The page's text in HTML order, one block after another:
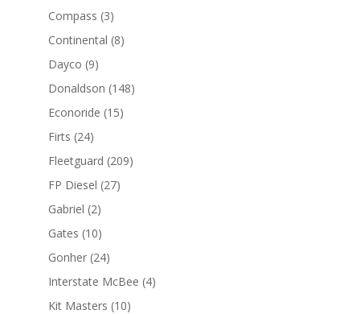
productos
Compass 33
productos
Continental 88
Dayco 99
productos
Donaldson 148148
Econoride 1515
Firts 2424
productos
Fleetguard 209209
FP Diesel 2727
Gabriel 22
productos
Gates 1010
productos
Gonher 2424
productos
Interstate McBee 44
Kit Masters 1010